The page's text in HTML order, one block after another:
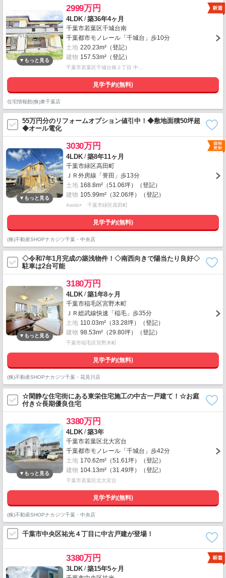
2999万円
4LDK /築36年4ヶ月
千葉市若葉区千城台南
千葉都市モノレール「千城台」歩10分
土地 220.23m²（登記）
建物 157.53m²（登記）
千葉市若葉区千城台南２丁目 中…
見学予約(無料)
住宅情報館(株)東千葉店
55万円分のリフォームオプション値引中！◆敷地面積50坪超
◆オール電化
3030万円
4LDK /築8年11ヶ月
千葉市緑区高田町
ＪＲ外房線「誉田」歩13分
土地 168.8m²（51.06坪）（登記）
建物 105.99m²（32.06坪）（登記）
Asobi+ 千葉市緑区高田町
見学予約(無料)
(株)不動産SHOPナカジツ千葉・中央店
◇令和7年1月完成の築浅物件！◇南西向きで陽当たり良好◇
駐車は2台可能
3180万円
4LDK /築1年8ヶ月
千葉市稲毛区宮野木町
ＪＲ総武線快速「稲毛」歩35分
土地 110.03m²（33.28坪）（登記）
建物 98.53m²（29.80坪）（登記）
千葉市稲毛区宮野木町
見学予約(無料)
(株)不動産SHOPナカジツ千葉・花見川店
☆閑静な住宅街にある東栄住宅施工の中古一戸建て！☆お庭
付き☆長期優良住宅
3380万円
4LDK /築3年
千葉市若葉区北大宮台
千葉都市モノレール「千城台」歩42分
土地 170.62m²（51.61坪）（登記）
建物 104.13m²（31.49坪）（登記）
千葉市若葉区北大宮台
見学予約(無料)
(株)不動産SHOPナカジツ千葉・中央店
千葉市中央区祐光４丁目に中古戸建が登場！
3380万円
3LDK /築15年5ヶ月